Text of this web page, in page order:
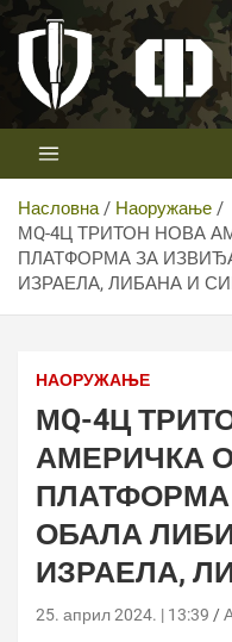
Скип
цонтент
Први војни канал у Србији
Насловна
Наоружање
МQ-4Ц ТРИТОН НОВА
ПЛАТФОРМА ЗА
ИЗРАЕЛА, ЛИБАНА И
НАОРУЖАЊЕ
МQ-4Ц
АМЕРИЧКА
ОБАЛА
ИЗРАЕЛА,
25. април 2024. | 13:39